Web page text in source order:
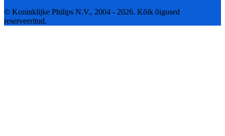
© Koninklijke Philips N.V., 2004 - 2026. Kõik õigused
reserveeritud.